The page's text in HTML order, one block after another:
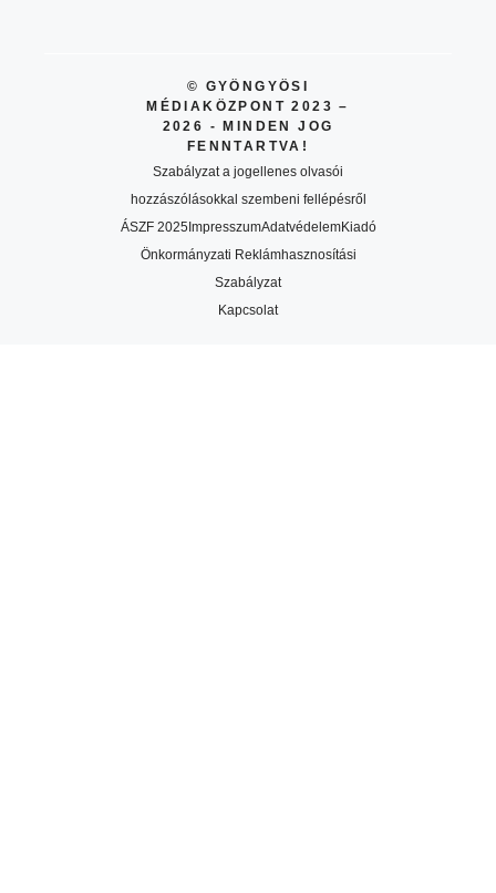
© GYÖNGYÖSI
MÉDIAKÖZPONT 2023 –
2026 - MINDEN JOG
FENNTARTVA!
Szabályzat a jogellenes olvasói
hozzászólásokkal szembeni fellépésről
ÁSZF 2025ImpresszumAdatvédelemKiadó
Önkormányzati Reklámhasznosítási
Szabályzat
Kapcsolat